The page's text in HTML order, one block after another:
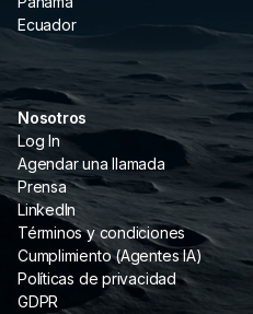
Ecuador
Nosotros
Log In
Agendar una llamada
Prensa
LinkedIn
Términos y condiciones
Cumplimiento (Agentes IA)
Políticas de privacidad
GDPR